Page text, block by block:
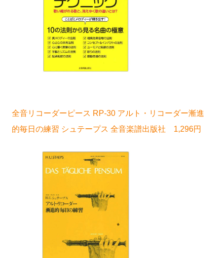
全音リコーダーピース RP-30 アルト・リコーダー漸進
的毎日の練習 シュテープス 全音楽譜出版社 1,296円